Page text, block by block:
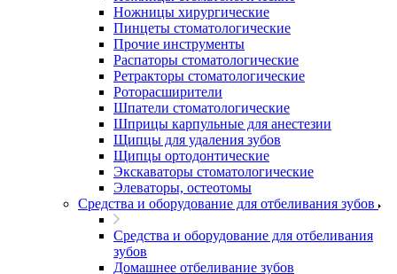
Ножницы хирургические
Пинцеты стоматологические
Прочие инструменты
Распаторы стоматологические
Ретракторы стоматологические
Роторасширители
Шпатели стоматологические
Шприцы карпульные для анестезии
Щипцы для удаления зубов
Щипцы ортодонтические
Экскаваторы стоматологические
Элеваторы, остеотомы
Средства и оборудование для отбеливания зубов
Средства и оборудование для отбеливания
зубов
Домашнее отбеливание зубов